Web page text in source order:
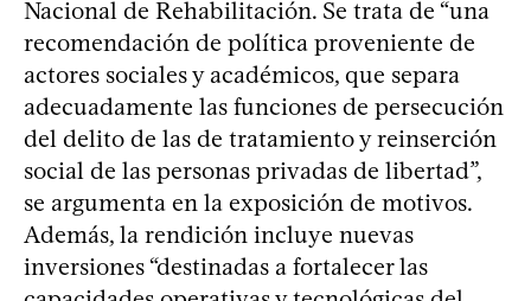
Nacional de Rehabilitación. Se trata de “una
recomendación de política proveniente de
actores sociales y académicos, que separa
adecuadamente las funciones de persecución
del delito de las de tratamiento y reinserción
social de las personas privadas de libertad”,
se argumenta en la exposición de motivos.
Además, la rendición incluye nuevas
inversiones “destinadas a fortalecer las